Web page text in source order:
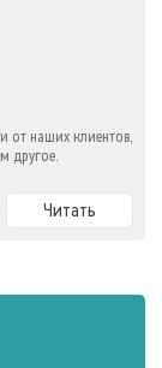
от наших клиентов,
другое.
Читать